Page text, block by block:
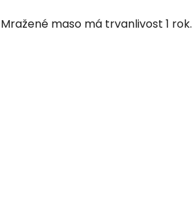
Mražené maso má trvanlivost 1 rok.